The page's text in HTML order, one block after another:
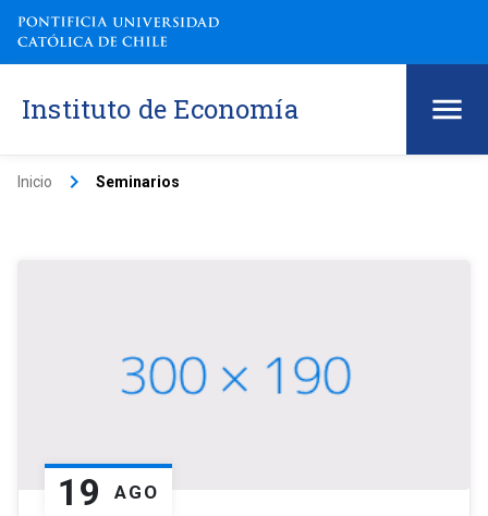
Instituto de Economía
Inicio keyboard_arrow_right Seminarios
19 AGO